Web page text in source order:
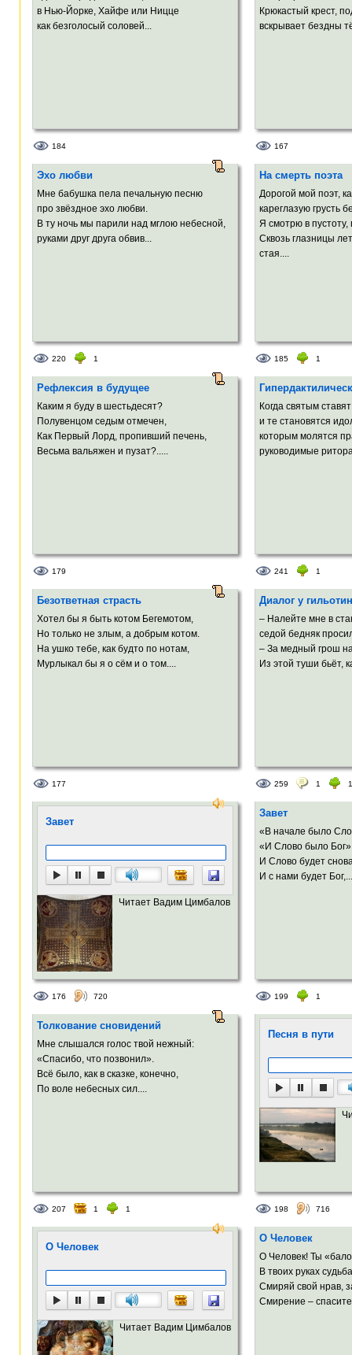
в Нью-Йорке, Хайфе или Ницце
как безголосый соловей...
184
Крюкастый крест,
вскрывает бездны
167
Эхо любви
Мне бабушка пела печальную песню
про звёздное эхо любви.
В ту ночь мы парили над мглою небесной,
руками друг друга обвив...
220 1
На смерть поэта
Дорогой мой поэт,
кареглазую грусть
Я смотрю в
Сквозь глазницы
стая....
185 1
Рефлексия в будущее
Каким я буду в шестьдесят?
Полувенцом седым отмечен,
Как Первый Лорд, пропивший печень,
Весьма вальяжен и пузат?.....
179
Когда святым
и те становятся
которым молятся
руководимые
241 1
Безответная страсть
Хотел бы я быть котом Бегемотом,
Но только не злым, а добрым котом.
На ушко тебе, как будто по нотам,
Мурлыкал бы я о сём и о том....
177
Диалог у
– Налейте мне в
седой бедняк
– За медный грош
Из этой туши бьёт,
259 1 1
Завет
Читает Вадим Цимбалов
176 720
Завет
«В начале было
«И Слово было
И Слово будет
И с нами будет Бог,...
199 1
Толкование сновидений
Мне слышался голос твой нежный:
«Спасибо, что позвонил».
Всё было, как в сказке, конечно,
По воле небесных сил....
207 1 1
Песня в пути
198 716
О Человек
Читает Вадим Цимбалов
О Человек
О Человек! Ты
В твоих руках
Смиряй свой нрав,
Смирение –